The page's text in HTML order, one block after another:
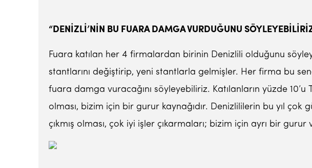
“DENİZLİ’NİN BU FUARA DAMGA VURDUĞUNU
Fuara katılan her 4 firmalardan birinin Denizlili olduğunu
stantlarını değiştirip, yeni stantlarla gelmişler. Her firma bu
fuara damga vuracağını söyleyebiliriz. Katılanların yüzde 10’u
olması, bizim için bir gurur kaynağıdır. Denizlililerin bu yıl çok
çıkmış olması, çok iyi işler çıkarmaları; bizim için ayrı bir gurur